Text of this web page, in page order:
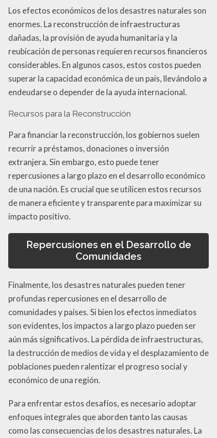
Los efectos económicos de los desastres naturales son
enormes. La reconstrucción de infraestructuras
dañadas, la provisión de ayuda humanitaria y la
reubicación de personas requieren recursos financieros
considerables. En algunos casos, estos costos pueden
superar la capacidad económica de un país, llevándolo a
endeudarse o depender de la ayuda internacional.
Recursos para la Reconstrucción
Para financiar la reconstrucción, los gobiernos suelen
recurrir a préstamos, donaciones o inversión
extranjera. Sin embargo, esto puede tener
repercusiones a largo plazo en el desarrollo económico
de una nación. Es crucial que se utilicen estos recursos
de manera eficiente y transparente para maximizar su
impacto positivo.
Repercusiones en el Desarrollo de
Comunidades
Finalmente, los desastres naturales pueden tener
profundas repercusiones en el desarrollo de
comunidades y países. Si bien los efectos inmediatos
son evidentes, los impactos a largo plazo pueden ser
aún más significativos. La pérdida de infraestructuras,
la destrucción de medios de vida y el desplazamiento de
poblaciones pueden ralentizar el progreso social y
económico de una región.
Para enfrentar estos desafíos, es necesario adoptar
enfoques integrales que aborden tanto las causas
como las consecuencias de los desastres naturales. La